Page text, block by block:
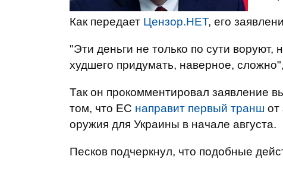
Как передает Цензор.НЕТ, его
"Эти деньги не только по сути воруют,
худшего придумать, наверное,
Так он прокомментировал заявление
том, что ЕС направит первый транш от
оружия для Украины в начале августа.
Песков подчеркнул, что подобные